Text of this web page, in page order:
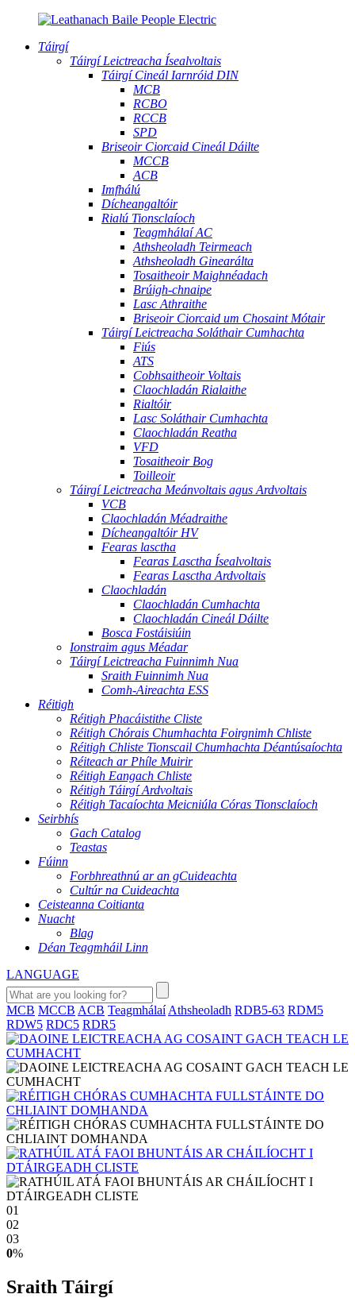
Táirgí
Táirgí Leictreacha Ísealvoltais
Táirgí Cineál Iarnróid DIN
MCB
RCBO
RCCB
SPD
Briseoir Ciorcaid Cineál Dáilte
MCCB
ACB
Imfhálú
Dícheangaltóir
Rialú Tionsclaíoch
Teagmhálaí AC
Athsheoladh Teirmeach
Athsheoladh Ginearálta
Tosaitheoir Maighnéadach
Brúigh-chnaipe
Lasc Athraithe
Briseoir Ciorcaid um Chosaint Mótair
Táirgí Leictreacha Soláthair Cumhachta
Fiús
ATS
Cobhsaitheoir Voltais
Claochladán Rialaithe
Rialtóir
Lasc Soláthair Cumhachta
Claochladán Reatha
VFD
Tosaitheoir Bog
Toilleoir
Táirgí Leictreacha Meánvoltais agus Ardvoltais
VCB
Claochladán Méadraithe
Dícheangaltóir HV
Fearas lasctha
Fearas Lasctha Ísealvoltais
Fearas Lasctha Ardvoltais
Claochladán
Claochladán Cumhachta
Claochladán Cineál Dáilte
Bosca Fostáisiúin
Ionstraim agus Méadar
Táirgí Leictreacha Fuinnimh Nua
Sraith Fuinnimh Nua
Comh-Aireachta ESS
Réitigh
Réitigh Phacáistithe Cliste
Réitigh Chórais Chumhachta Foirgnimh Chliste
Réitigh Chliste Tionscail Chumhachta Déantúsaíochta
Réiteach ar Phíle Muirir
Réitigh Eangach Chliste
Réitigh Táirgí Ardvoltais
Réitigh Tacaíochta Meicniúla Córas Tionsclaíoch
Seirbhís
Gach Catalog
Teastas
Fúinn
Forbhreathnú ar an gCuideachta
Cultúr na Cuideachta
Ceisteanna Coitianta
Nuacht
Blag
Déan Teagmháil Linn
LANGUAGE
MCB MCCB ACB Teagmhálaí Athsheoladh RDB5-63 RDM5
RDW5 RDC5 RDR5
01
02
03
0%
Sraith Táirgí